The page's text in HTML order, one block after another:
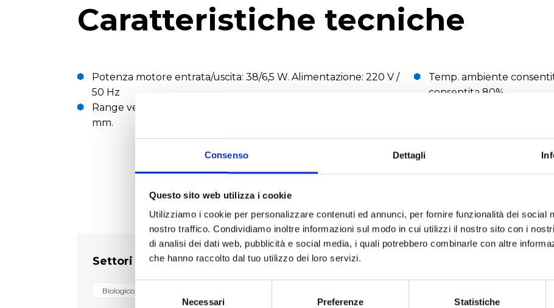
Consenso Dettagli
Questo sito web utilizza i cookie
Utilizziamo i cookie per personalizzare contenuti ed annunci, per fornire funzionalità dei social
nostro traffico. Condividiamo inoltre informazioni sul modo in cui utilizzi il nostro sito con i
di analisi dei dati web, pubblicità e social media, i quali potrebbero combinarle con altre
che hanno raccolto dal tuo utilizzo dei loro servizi.
Necessari Preferenze Statistiche
Caratteristiche tecniche
Potenza motore entrata/uscita: 38/6,5 W. Alimentazione: 220 V /
50 Hz
Range velocità 0-2200 giri/min. Diametro orbite di agitazione 4
mm.
Temp. ambiente
consentita 80%.
Dimensioni: 157x247x130
Accessori: supporto
supporto universale,
Settori
Biologico e diagnostico